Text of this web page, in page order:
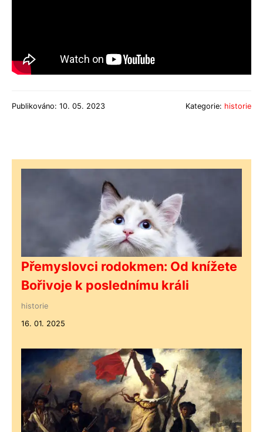
Publikováno: 10. 05. 2023 Kategorie: historie
Přemyslovci rodokmen: Od knížete
Bořivoje k poslednímu králi
historie
16. 01. 2025